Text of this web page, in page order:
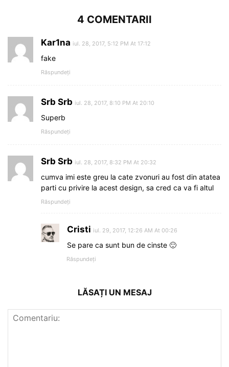
4 COMENTARII
Kar1na iul. 28, 2017, 5:12 PM At 17:12
fake
Răspundeți
Srb Srb iul. 28, 2017, 8:10 PM At 20:10
Superb
Răspundeți
Srb Srb iul. 28, 2017, 8:32 PM At 20:32
cumva imi este greu la cate zvonuri au fost din atatea
parti cu privire la acest design, sa cred ca va fi altul
Răspundeți
Cristi iul. 29, 2017, 12:26 AM At 00:26
Se pare ca sunt bun de cinste 🙂
Răspundeți
LĂSAȚI UN MESAJ